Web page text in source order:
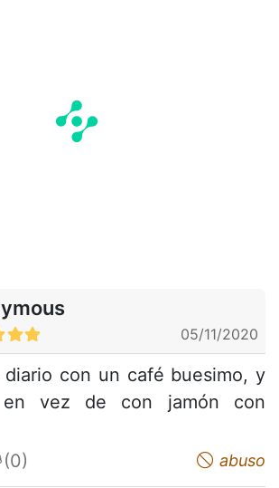
05/11/2020
diario con un café buesimo, y
vez de con jamón con
I do not appreciate abuso